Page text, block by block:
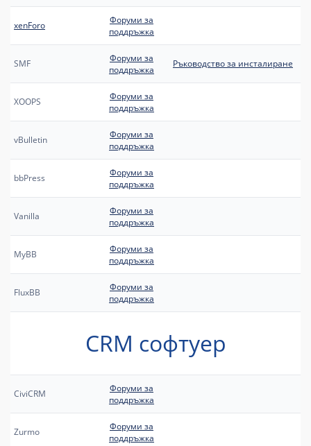
xenForo
Форуми за
поддръжка
SMF
Форуми за
поддръжка
Ръководство за инсталиране
XOOPS
Форуми за
поддръжка
vBulletin
Форуми за
поддръжка
bbPress
Форуми за
поддръжка
Vanilla
Форуми за
поддръжка
MyBB
Форуми за
поддръжка
FluxBB
Форуми за
поддръжка
CRM софтуер
CiviCRM
Форуми за
поддръжка
Zurmo
Форуми за
поддръжка